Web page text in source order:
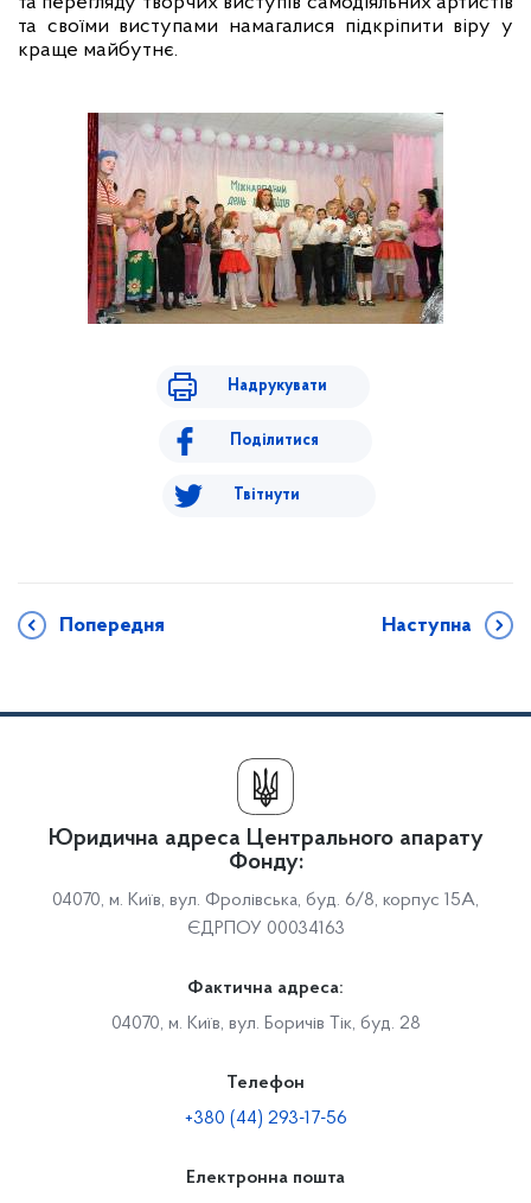
та своїми виступами намагалися підкріпити віру у
краще майбутнє.
Надрукувати
Поділитися
Твітнути
Попередня Наступна
Юридична адреса Центрального апарату
Фонду:
04070, м. Київ, вул. Фролівська, буд. 6/8, корпус 15А,
ЄДРПОУ 00034163
Фактична адреса:
04070, м. Київ, вул. Боричів Тік, буд. 28
Телефон
+380 (44) 293-17-56
Електронна пошта